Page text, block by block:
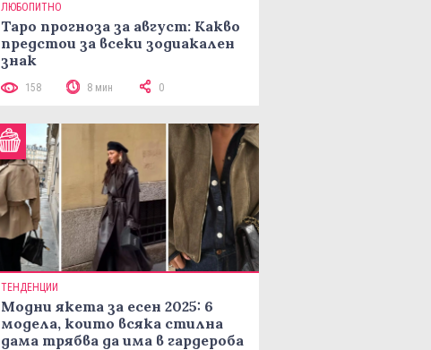
ЛЮБОПИТНО
Таро прогноза за август: Какво
предстои за всеки зодиакален
знак
158 8 мин 0
ТЕНДЕНЦИИ
Модни якета за есен 2025: 6
модела, които всяка стилна
дама трябва да има в гардероба